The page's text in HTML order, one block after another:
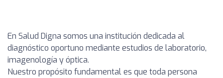
En Salud Digna somos una institución dedicada al
diagnóstico oportuno mediante estudios de laboratorio,
imagenología y óptica.
Nuestro propósito fundamental es que toda persona